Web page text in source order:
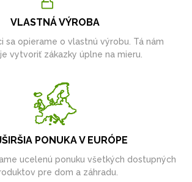
VLASTNÁ VÝROBA
sa opierame o vlastnú výrobu. Tá nám
vytvoriť zákazky úplne na mieru.
PONUKA V EURÓPE
ucelenú ponuku všetkých dostupných
pre dom a záhradu.